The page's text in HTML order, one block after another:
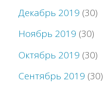
Декабрь 2019 (30)
Ноябрь 2019 (30)
Октябрь 2019 (30)
Сентябрь 2019 (30)